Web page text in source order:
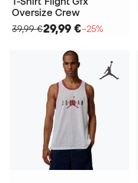
Oversize Crew
39,99 €29,99 €−25%